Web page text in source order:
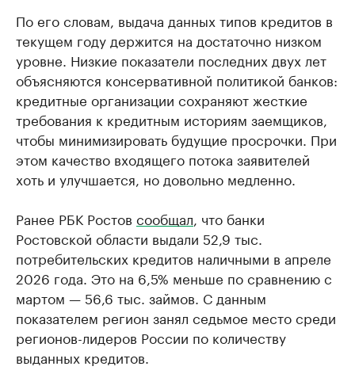
По его словам, выдача данных типов кредитов в
текущем году держится на достаточно низком
уровне. Низкие показатели последних двух лет
объясняются консервативной политикой банков:
кредитные организации сохраняют жесткие
требования к кредитным историям заемщиков,
чтобы минимизировать будущие просрочки. При
этом качество входящего потока заявителей
хоть и улучшается, но довольно медленно.
Ранее РБК Ростов сообщал , что банки
Ростовской области выдали 52,9 тыс.
потребительских кредитов наличными в апреле
2026 года. Это на 6,5% меньше по сравнению с
мартом — 56,6 тыс. займов. С данным
показателем регион занял седьмое место среди
регионов-лидеров России по количеству
выданных кредитов.